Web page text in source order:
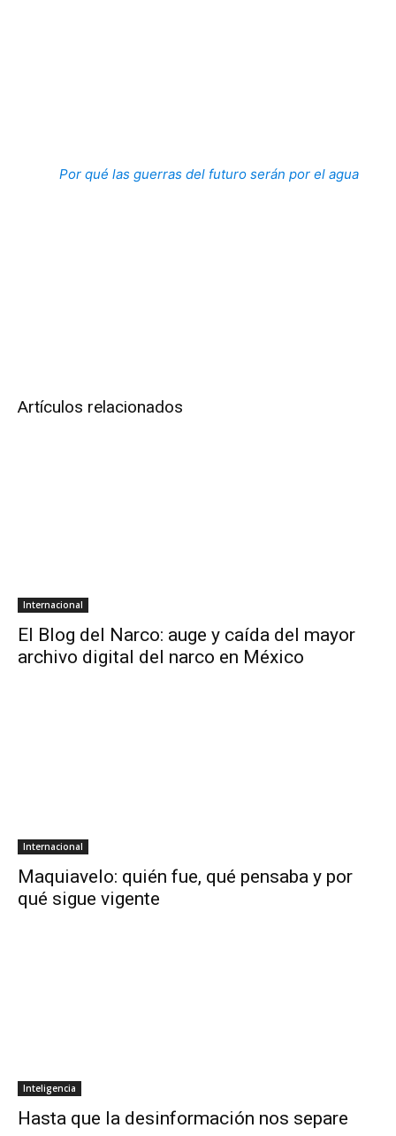
Por qué las guerras del futuro serán por el agua
Artículos relacionados
Internacional
El Blog del Narco: auge y caída del mayor
archivo digital del narco en México
Internacional
Maquiavelo: quién fue, qué pensaba y por
qué sigue vigente
Inteligencia
Hasta que la desinformación nos separe